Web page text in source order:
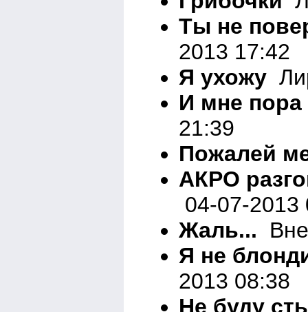
Ты не
2013 17:42
Я ухожу
И мне пора
21:39
Пожалей
АКРО
04-07-2013
Жаль...
Я не
2013 08:38
Не буду